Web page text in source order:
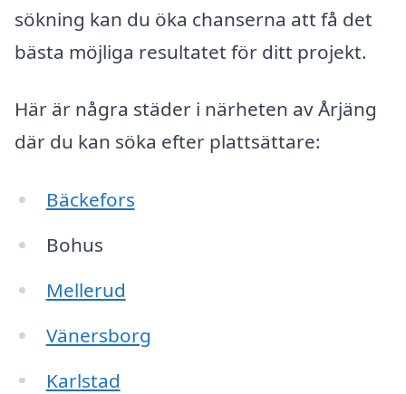
sökning kan du öka chanserna att få det
bästa möjliga resultatet för ditt projekt.
Här är några städer i närheten av Årjäng
där du kan söka efter plattsättare:
Bäckefors
Bohus
Mellerud
Vänersborg
Karlstad